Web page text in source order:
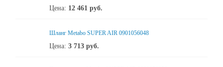
Цена: 12 461 руб.
Шланг Metabo SUPER AIR 0901056048
Цена: 3 713 руб.